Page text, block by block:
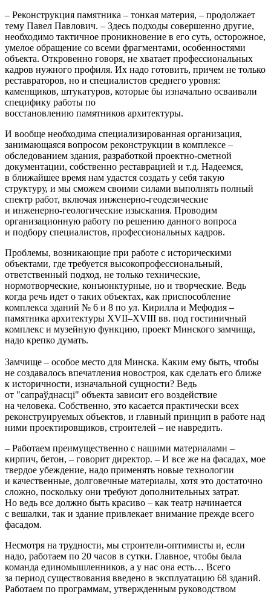
– Реконструкция памятника – тонкая материя, – продолжает
тему Павел Павлович. – Здесь подходы совершенно другие,
необходимо тактичное проникновение в его суть, осторожное,
умелое обращение со всеми фрагментами, особенностями
объекта. Откровенно говоря, не хватает профессиональных
кадров нужного профиля. Их надо готовить, причем не только
реставраторов, но и специалистов среднего уровня:
каменщиков, штукатуров, которые бы изначально осваивали
специфику работы по
восстановлению памятников архитектуры.
И вообще необходима специализированная организация,
занимающаяся вопросом реконструкции в комплексе –
обследованием здания, разработкой проектно-сметной
документации, собственно реставрацией и т.д. Надеемся,
в ближайшее время нам удастся создать у себя такую
структуру, и мы сможем своими силами выполнять полный
спектр работ, включая инженерно-геодезические
и инженерно-геологические изыскания. Проводим
организационную работу по решению данного вопроса
и подбору специалистов, профессиональных кадров.
Проблемы, возникающие при работе с историческими
объектами, где требуется высокопрофессиональный,
ответственный подход, не только технические,
нормотворческие, конъюнктурные, но и творческие. Ведь
когда речь идет о таких объектах, как приспособление
комплекса зданий № 6 и 8 по ул. Кирилла и Мефодия –
памятника архитектуры XVII–XVIII вв. под гостиничный
комплекс и музейную функцию, проект Минского замчища,
надо крепко думать.
Замчище – особое место для Минска. Каким ему быть, чтобы
не создавалось впечатления новостроя, как сделать его ближе
к историчности, изначальной сущности? Ведь
от "сапраўднасці" объекта зависит его воздействие
на человека. Собственно, это касается практически всех
реконструируемых объектов, и главный принцип в работе над
ними проектировщиков, строителей – не навредить.
– Работаем преимущественно с нашими материалами –
кирпич, бетон, – говорит директор. – И все же на фасадах, мое
твердое убеждение, надо применять новые технологии
и качественные, долговечные материалы, хотя это достаточно
сложно, поскольку они требуют дополнительных затрат.
Но ведь все должно быть красиво – как театр начинается
с вешалки, так и здание привлекает внимание прежде всего
фасадом.
Несмотря на трудности, мы строители-оптимисты и, если
надо, работаем по 20 часов в сутки. Главное, чтобы была
команда единомышленников, а у нас она есть… Всего
за период существования введено в эксплуатацию 68 зданий.
Работаем по программам, утвержденным руководством